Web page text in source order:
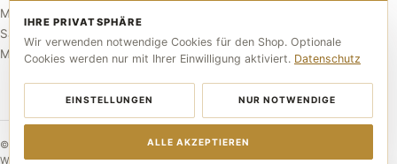
Mo–Fr 10:00–17:30 Uhr
Sa 10:00–14:00 Uhr
Mittwoch RUHETAG
© 2026 Goldschmiede Urhahn. Alle Rechte vorbehalten.
Webdesign by Voxern
IHRE PRIVATSPHÄRE
Wir verwenden notwendige Cookies für den Shop. Optionale
Cookies werden nur mit Ihrer Einwilligung aktiviert. Datenschutz
EINSTELLUNGEN NUR NOTWENDIGE
ALLE AKZEPTIEREN